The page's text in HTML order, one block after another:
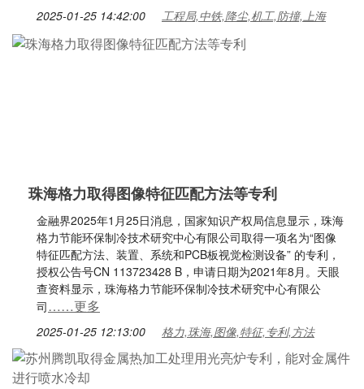
2025-01-25 14:42:00 工程局,中铁,降尘,机工,防撞,上海
珠海格力取得图像特征匹配方法等专利
金融界2025年1月25日消息，国家知识产权局信息显示，珠海
格力节能环保制冷技术研究中心有限公司取得一项名为“图像
特征匹配方法、装置、系统和PCB板视觉检测设备” 的专利，
授权公告号CN 113723428 B，申请日期为2021年8月。天眼
查资料显示，珠海格力节能环保制冷技术研究中心有限公
司……更多
2025-01-25 12:13:00 格力,珠海,图像,特征,专利,方法